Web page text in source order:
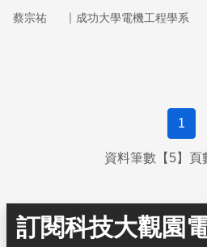
控能力。
蔡宗祐 ｜ 成功大學電機工程學系
1
資料筆數【5】頁
訂閱科技大觀園